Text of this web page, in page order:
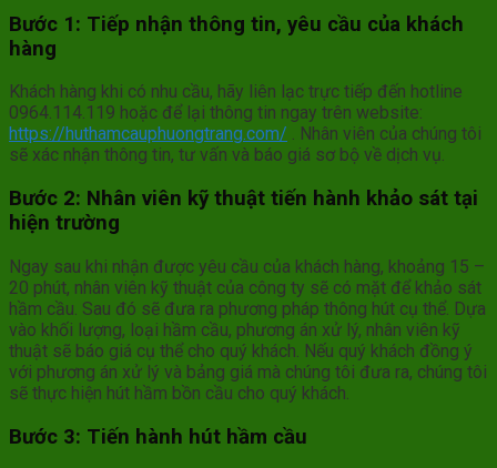
Bước 1: Tiếp nhận thông tin, yêu cầu của khách
hàng
Khách hàng khi có nhu cầu, hãy liên lạc trực tiếp đến hotline
0964.114.119 hoặc để lại thông tin ngay trên website:
https://huthamcauphuongtrang.com/ . Nhân viên của chúng tôi
sẽ xác nhận thông tin, tư vấn và báo giá sơ bộ về dịch vụ.
Bước 2: Nhân viên kỹ thuật tiến hành khảo sát tại
hiện trường
Ngay sau khi nhận được yêu cầu của khách hàng, khoảng 15 –
20 phút, nhân viên kỹ thuật của công ty sẽ có mặt để khảo sát
hầm cầu. Sau đó sẽ đưa ra phương pháp thông hút cụ thể. Dựa
vào khối lượng, loại hầm cầu, phương án xử lý, nhân viên kỹ
thuật sẽ báo giá cụ thể cho quý khách. Nếu quý khách đồng ý
với phương án xử lý và bảng giá mà chúng tôi đưa ra, chúng tôi
sẽ thực hiện hút hầm bồn cầu cho quý khách.
Bước 3: Tiến hành hút hầm cầu